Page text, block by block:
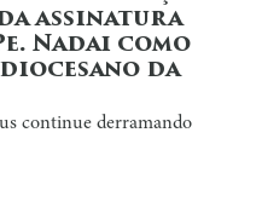
da assinatura
Nadai como
da
continue derramando